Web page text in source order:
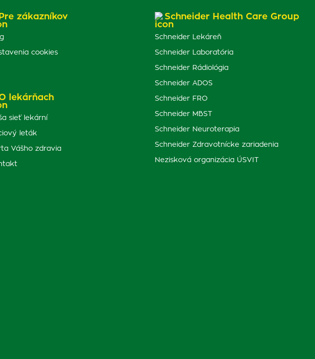
Pre zákazníkov
cookies
lekárňach
sieť lekární
leták
Vášho zdravia
Schneider Health Care Group
Schneider Lekáreň
Schneider Laboratória
Schneider Rádiológia
Schneider ADOS
Schneider FRO
Schneider MBST
Schneider Neuroterapia
Schneider Zdravotnícke zariadenia
Nezisková organizácia ÚSVIT